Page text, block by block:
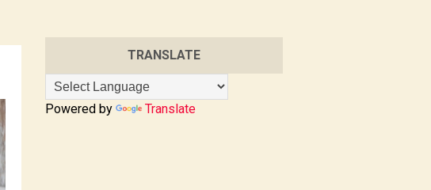
TRANSLATE
Powered by Translate